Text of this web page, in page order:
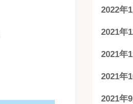
2022年1
2021年
2021年
2021年
2021年9